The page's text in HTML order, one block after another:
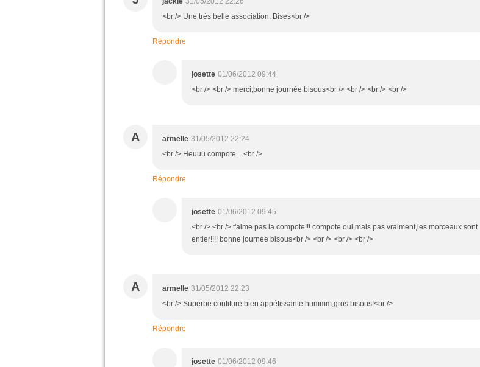
<br /> Une très belle association. Bises<br />
Répondre
josette 01/06/2012 09:44
<br /> <br /> merci,bonne journée bisous<br /> <br /> <br /> <br />
A armelle 31/05/2012 22:24
<br /> Heuuu compote ...<br />
Répondre
josette 01/06/2012 09:45
<br /> <br /> t'aime pas la compote!!! compote oui,mais pas vraiment,les morceaux sont
entier!!!! bonne journée bisous<br /> <br /> <br /> <br />
A armelle 31/05/2012 22:23
<br /> Superbe confiture bien appétissante hummm,gros bisous!<br />
Répondre
josette 01/06/2012 09:46